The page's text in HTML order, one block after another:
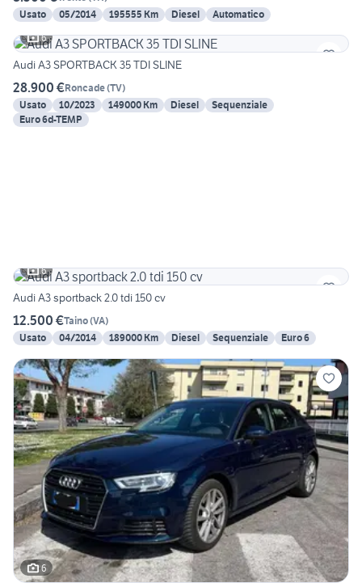
Usato
05/2014 195555 Km Diesel
Automatico
6
Audi A3 SPORTBACK 35 TDI SLINE
28.900 €Roncade(TV)
Usato
10/2023 149000 Km Diesel
Sequenziale
Euro 6d-TEMP
6
Audi A3 sportback 2.0 tdi 150 cv
12.500 €Taino(VA)
Usato
04/2014 189000 Km Diesel Sequenziale Euro 6
6